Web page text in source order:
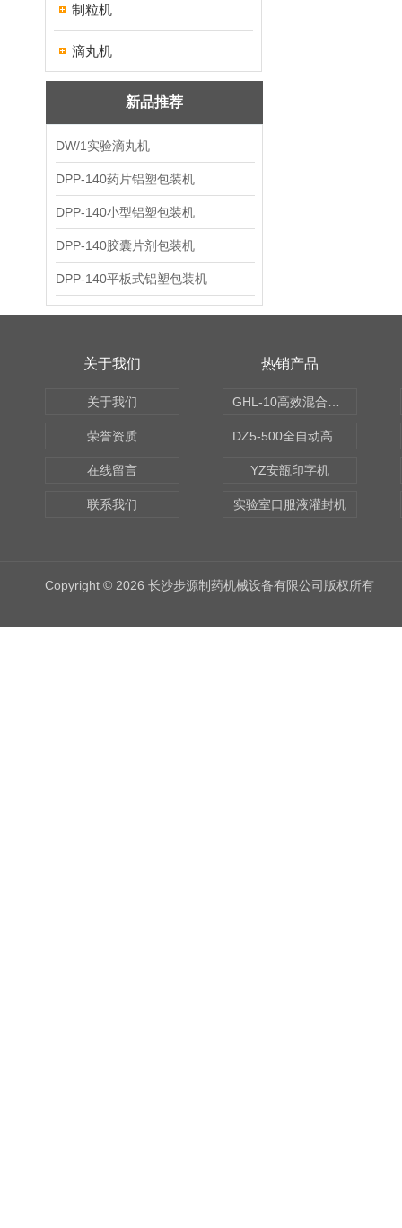
制粒机
滴丸机
新品推荐
DW/1实验滴丸机
DPP-140药片铝塑包装机
DPP-140小型铝塑包装机
DPP-140胶囊片剂包装机
DPP-140平板式铝塑包装机
关于我们
关于我们
荣誉资质
在线留言
联系我们
热销产品
YZ安瓿印字机
实验室口服液灌封机
Copyright © 2026 长沙步源制药机械设备有限公司版权所有